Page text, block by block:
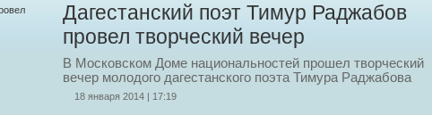
Дагестанский поэт Тимур Раджабов
провел творческий вечер
В Московском Доме национальностей прошел творческий
вечер молодого дагестанского поэта Тимура Раджабова
18 января 2014 | 17:19